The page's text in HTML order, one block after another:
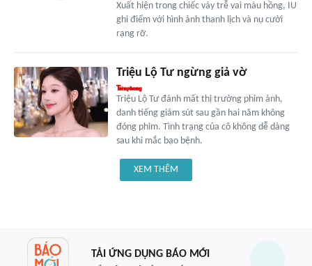
Xuất hiện trong chiếc váy trễ vai màu hồng, IU
ghi điểm với hình ảnh thanh lịch và nụ cười
rạng rỡ.
Triệu Lộ Tư ngừng giả vờ
Triệu Lộ Tư đánh mất thị trường phim ảnh,
danh tiếng giảm sút sau gần hai năm không
đóng phim. Tình trạng của cô không dễ dàng
sau khi mắc bạo bệnh.
XEM THÊM
TẢI ỨNG DỤNG BÁO MỚI